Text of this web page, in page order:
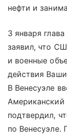
нефти и
3 января
заявил, что
и военные
действия
В Венесуэле
Американский
подтвердил,
по Венесуэле.